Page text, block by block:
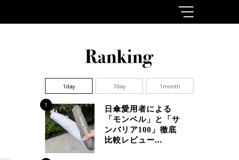
1day 7day 1month
1
日傘愛用者による
「モンベル」と「サ
ンバリア100」徹底
比較レビュー...